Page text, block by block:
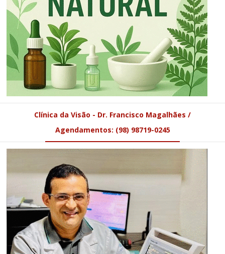
Clínica da Visão - Dr. Francisco Magalhães /
Agendamentos: (98) 98719-0245